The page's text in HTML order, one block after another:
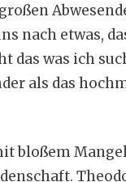
nach etwas,
das was ich
als das
bloßem